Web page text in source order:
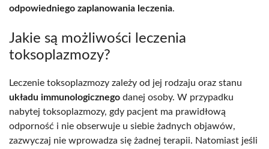
odpowiedniego zaplanowania leczenia.
Jakie są możliwości leczenia
toksoplazmozy?
Leczenie toksoplazmozy zależy od jej rodzaju oraz stanu
układu immunologicznego danej osoby. W przypadku
nabytej toksoplazmozy, gdy pacjent ma prawidłową
odporność i nie obserwuje u siebie żadnych objawów,
zazwyczaj nie wprowadza się żadnej terapii. Natomiast jeśli